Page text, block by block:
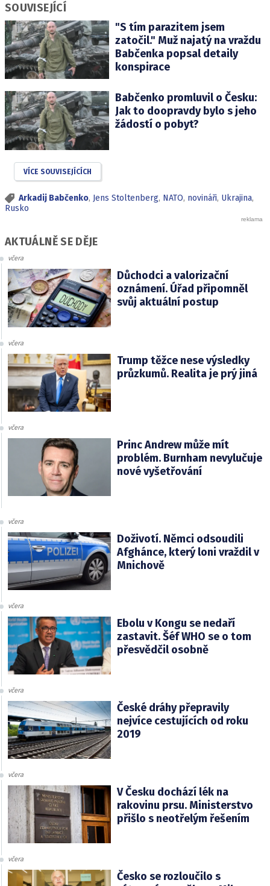
SOUVISEJÍCÍ
"S tím parazitem jsem
zatočil." Muž najatý na vraždu
Babčenka popsal detaily
konspirace
Babčenko promluvil o Česku:
Jak to doopravdy bylo s jeho
žádostí o pobyt?
VÍCE SOUVISEJÍCÍCH
Arkadij Babčenko, Jens Stoltenberg, NATO, novináři, Ukrajina,
Rusko
AKTUÁLNĚ SE DĚJE
včera
Důchodci a valorizační
oznámení. Úřad připomněl
svůj aktuální postup
včera
Trump těžce nese výsledky
průzkumů. Realita je prý jiná
včera
Princ Andrew může mít
problém. Burnham nevylučuje
nové vyšetřování
včera
Doživotí. Němci odsoudili
Afghánce, který loni vraždil v
Mnichově
včera
Ebolu v Kongu se nedaří
zastavit. Šéf WHO se o tom
přesvědčil osobně
včera
České dráhy přepravily
nejvíce cestujících od roku
2019
včera
V Česku dochází lék na
rakovinu prsu. Ministerstvo
přišlo s neotřelým řešením
včera
Česko se rozloučilo s